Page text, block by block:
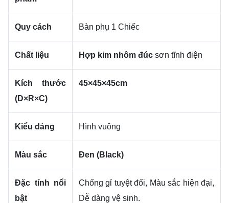
Quy cách Bàn phụ 1 Chiếc
Chất liệu Hợp kim nhôm đúc sơn tĩnh điện
Kích thước
(D×R×C)
45×45×45cm
Kiểu dáng Hình vuông
Màu sắc Đen (Black)
Đặc tính nổi
bật
Chống gỉ tuyệt đối, Màu sắc hiện đại,
Dễ dàng vệ sinh.